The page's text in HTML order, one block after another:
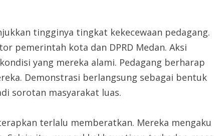
tingginya tingkat kekecewaan pedagang.
pemerintah kota dan DPRD Medan. Aksi
yang mereka alami. Pedagang berharap
Demonstrasi berlangsung sebagai bentuk
sorotan masyarakat luas.
terlalu memberatkan. Mereka mengaku